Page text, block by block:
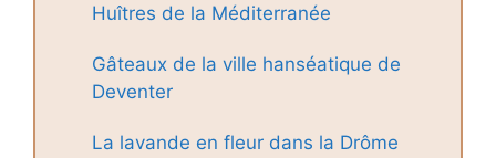
Huîtres de la Méditerranée
Gâteaux de la ville hanséatique de
Deventer
La lavande en fleur dans la Drôme